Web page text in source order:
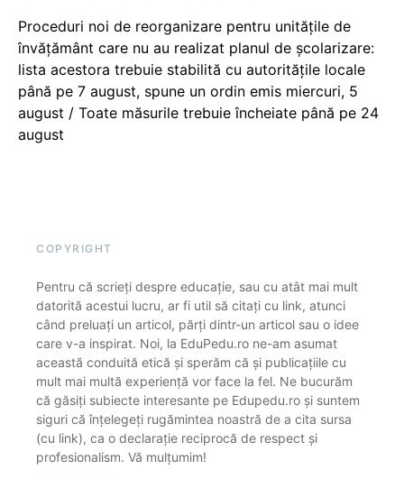
Proceduri noi de reorganizare pentru unitățile de
învățământ care nu au realizat planul de școlarizare:
lista acestora trebuie stabilită cu autoritățile locale
până pe 7 august, spune un ordin emis miercuri, 5
august / Toate măsurile trebuie încheiate până pe 24
august
COPYRIGHT
Pentru că scrieți despre educație, sau cu atât mai mult
datorită acestui lucru, ar fi util să citați cu link, atunci
când preluați un articol, părți dintr-un articol sau o idee
care v-a inspirat. Noi, la EduPedu.ro ne-am asumat
această conduită etică și sperăm că și publicațiile cu
mult mai multă experiență vor face la fel. Ne bucurăm
că găsiți subiecte interesante pe Edupedu.ro și suntem
siguri că înțelegeți rugămintea noastră de a cita sursa
(cu link), ca o declarație reciprocă de respect și
profesionalism. Vă mulțumim!